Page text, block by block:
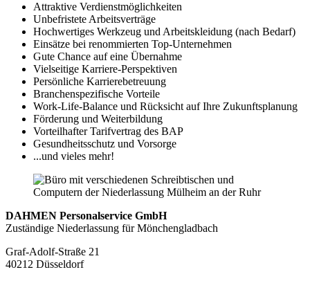
Attraktive Verdienstmöglichkeiten
Unbefristete Arbeitsverträge
Hochwertiges Werkzeug und Arbeitskleidung (nach Bedarf)
Einsätze bei renommierten Top-Unternehmen
Gute Chance auf eine Übernahme
Vielseitige Karriere-Perspektiven
Persönliche Karrierebetreuung
Branchenspezifische Vorteile
Work-Life-Balance und Rücksicht auf Ihre Zukunftsplanung
Förderung und Weiterbildung
Vorteilhafter Tarifvertrag des BAP
Gesundheitsschutz und Vorsorge
...und vieles mehr!
DAHMEN Personalservice GmbH
Zuständige Niederlassung für Mönchengladbach
Graf-Adolf-Straße 21
40212 Düsseldorf